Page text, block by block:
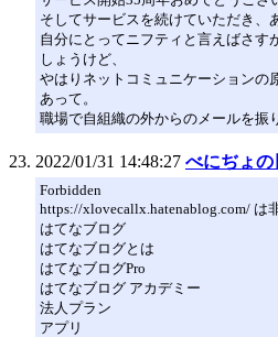
そしてサービスを続けていただき、
自分にとってニフティと言えばさす
しょうけど、
やはりネットコミュニケーションの
あって。
職場で自組織の外からのメールを振
2022/01/31 14:48:27 べにぢょの
Forbidden
https://xlovecallx.hatenablog.com/ は
はてなブログ
はてなブログとは
はてなブログPro
はてなブログ アカデミー
法人プラン
アプリ